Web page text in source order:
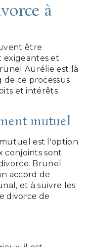
à
être
exigeantes et
Aurélie est là
ce processus
et intérêts
mutuel
est l'option
conjoints sont
Brunel
accord de
et à suivre les
divorce de